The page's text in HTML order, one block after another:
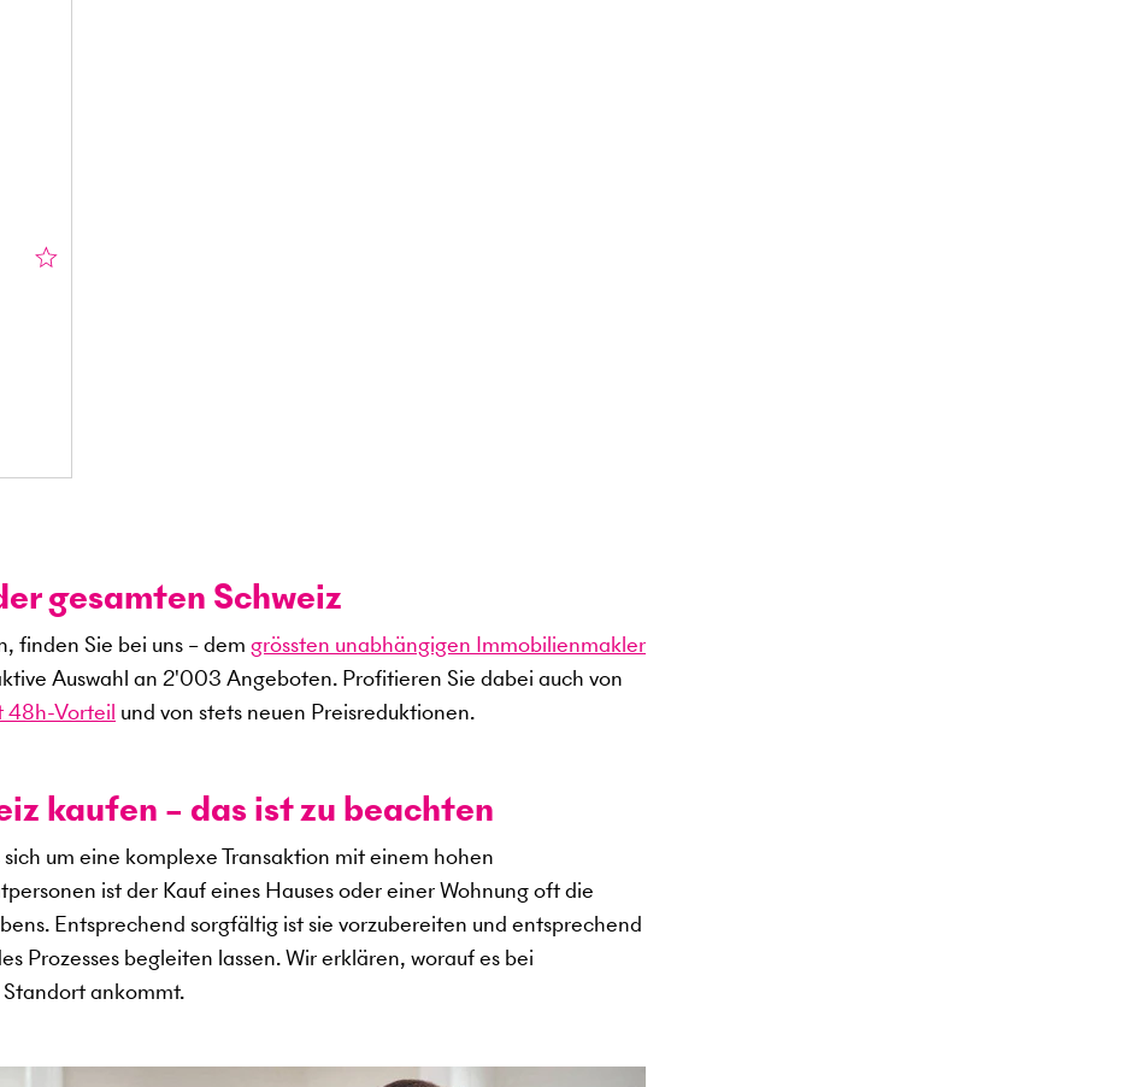
gesamten Schweiz
finden Sie bei uns – dem grössten unabhängigen Immobilienmakler
Auswahl an 2'003 Angeboten. Profitieren Sie dabei auch von
48h-Vorteil und von stets neuen Preisreduktionen.
kaufen – das ist zu beachten
um eine komplexe Transaktion mit einem hohen
ist der Kauf eines Hauses oder einer Wohnung oft die
Entsprechend sorgfältig ist sie vorzubereiten und entsprechend
Prozesses begleiten lassen. Wir erklären, worauf es bei
ankommt.